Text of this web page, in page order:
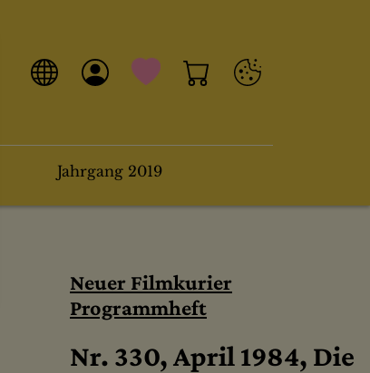
Jahrgang 2019
Neuer Filmkurier
Programmheft
Nr. 330, April 1984, Die